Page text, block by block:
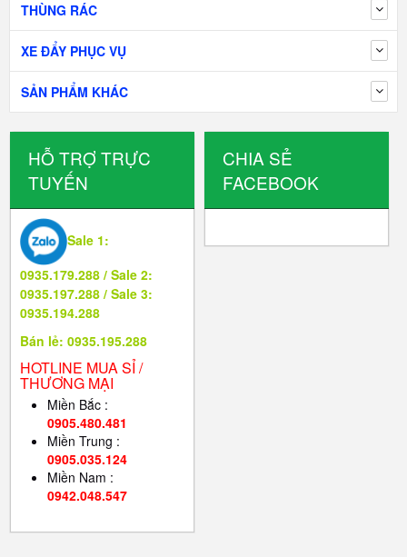
THÙNG RÁC
XE ĐẨY PHỤC VỤ
SẢN PHẨM KHÁC
HỖ TRỢ TRỰC
TUYẾN
Sale 1:
0935.179.288 / Sale 2:
0935.197.288 / Sale 3:
0935.194.288
Bán lẻ: 0935.195.288
HOTLINE MUA SỈ /
THƯƠNG MẠI
Miền Bắc :
0905.480.481
Miền Trung :
0905.035.124
Miền Nam :
0942.048.547
CHIA SẺ
FACEBOOK